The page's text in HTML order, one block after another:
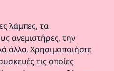
λάμπες, τα
ανεμιστήρες, την
άλλα. Χρησιμοποιήστε
τις οποίες